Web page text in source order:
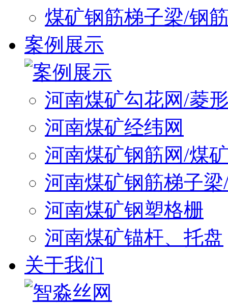
煤矿钢筋梯子梁/钢
案例展示
河南煤矿勾花网/菱
河南煤矿经纬网
河南煤矿钢筋网/煤
河南煤矿钢筋梯子
河南煤矿钢塑格栅
河南煤矿锚杆、托盘
关于我们